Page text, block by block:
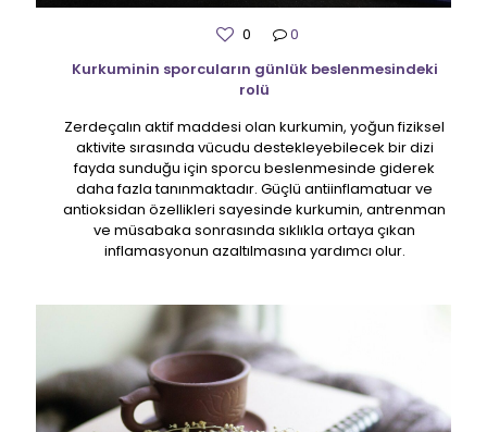
0
0
Kurkuminin sporcuların günlük beslenmesindeki
rolü
Zerdeçalın aktif maddesi olan kurkumin, yoğun fiziksel
aktivite sırasında vücudu destekleyebilecek bir dizi
fayda sunduğu için sporcu beslenmesinde giderek
daha fazla tanınmaktadır. Güçlü antiinflamatuar ve
antioksidan özellikleri sayesinde kurkumin, antrenman
ve müsabaka sonrasında sıklıkla ortaya çıkan
inflamasyonun azaltılmasına yardımcı olur.